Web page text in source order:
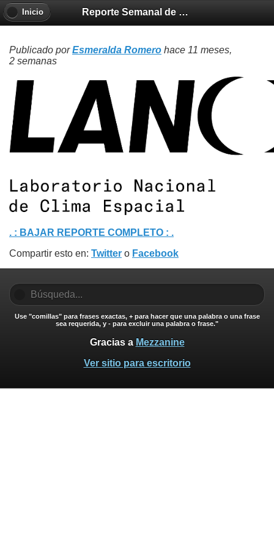
Reporte Semanal de Clima Espacial 20250828
Inicio
Publicado porEsmeralda Romero hace 11 meses,
2 semanas
. : BAJAR REPORTE COMPLETO : .
Compartir esto en: Twitter o Facebook
Use "comillas" para frases exactas, + para hacer que una palabra o una frase
sea requerida, y - para excluir una palabra o frase."
Gracias a Mezzanine
Ver sitio para escritorio